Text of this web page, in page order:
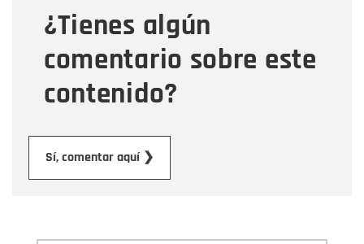
¿Tienes algún
comentario sobre este
contenido?
Sí, comentar aquí ❯
Mensaje